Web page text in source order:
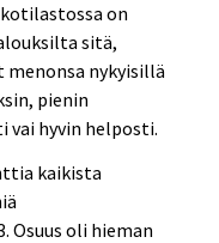
on
sitä,
nykyisillä
pienin
vai hyvin helposti.
kaikista
Osuus oli hieman